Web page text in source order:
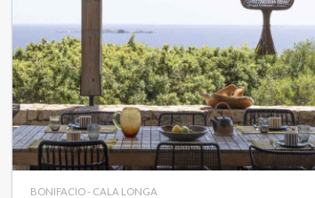
BONIFACIO - CALA LONGA